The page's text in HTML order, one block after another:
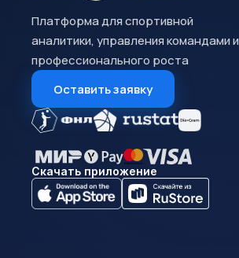
Платформа для спортивной
аналитики, управления командами и
профессионального роста
Оставить заявку
Скачать приложение